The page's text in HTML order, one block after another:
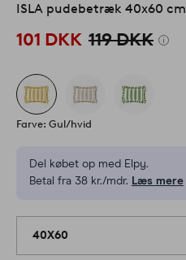
ISLA pudebetræk 40x60 cm
101 DKK 119 DKK
Farve: Gul/hvid
Del købet op med Elpy.
Betal fra 38 kr./mdr. Læs mere
40X60